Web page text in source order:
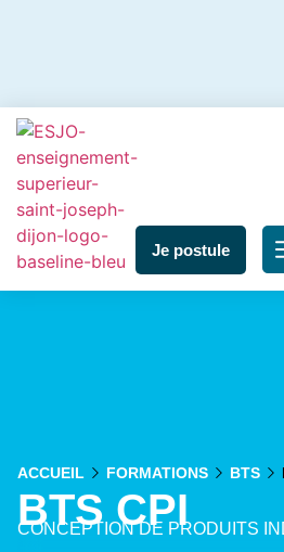
Je postule
ACCUEIL FORMATIONS BTS
BTS CPI
CONCEPTION DE PRODUITS